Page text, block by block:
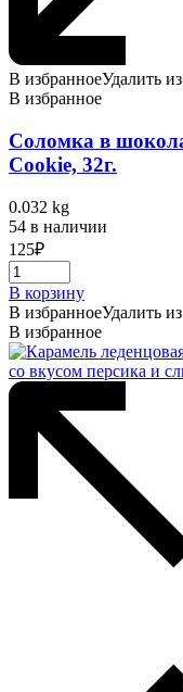
В избранноеУдалить
В избранное
Соломка в
Cookie, 32г.
0.032 kg
54 в наличии
125₽
В корзину
В избранноеУдалить
В избранное